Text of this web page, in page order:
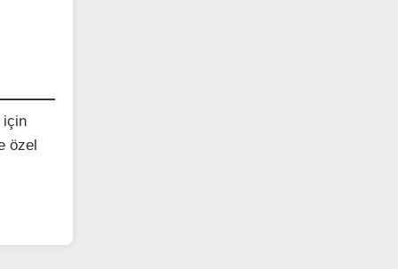
için
özel